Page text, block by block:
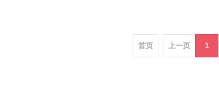
首页 上一页 1